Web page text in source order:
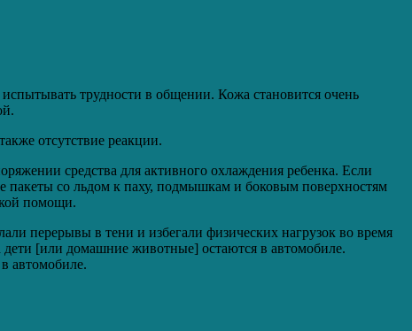
трудности в общении. Кожа становится очень
отсутствие реакции.
средства для активного охлаждения ребенка. Если
пакеты со льдом к паху, подмышкам и боковым поверхностям
помощи.
перерывы в тени и избегали физических нагрузок во время
[или домашние животные] остаются в автомобиле.
автомобиле.